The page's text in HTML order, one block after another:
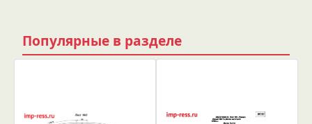
Популярные в разделе